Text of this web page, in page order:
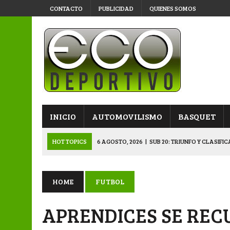
CONTACTO PUBLICIDAD QUIENES SOMOS
INICIO AUTOMOVILISMO BASQUET
HOT TOPICS 6 AGOSTO, 2026 | SUB 20: TRIUNFO Y
5 AGOSTO, 2026 | NAPENAY-BELGRANO Y SPORTIVO-
6 AGOSTO, 2026 | APERTURA: ARSENAL, EN DOBLE
HOME FUTBOL
APRENDICES SE